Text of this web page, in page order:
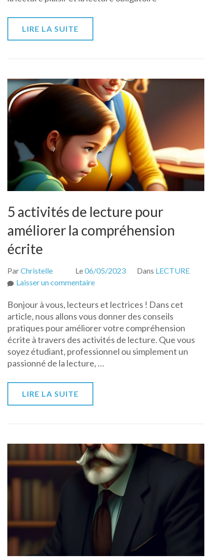
et
la
lecture
obligatoire
LIRE LA SUITE
5 activités de lecture pour
améliorer la compréhension
écrite
ParChristelle Le06/05/2023 Dans LECTURE
Laisser un commentairesur
activités
de
lecture
pour
améliorer
la
Bonjour à vous, lecteurs et lectrices ! Dans cet
article, nous allons vous donner des conseils
pratiques pour améliorer votre compréhension
écrite à travers des activités de lecture. Que vous
soyez étudiant, professionnel ou simplement un
passionné de la lecture, …
LIRE LA SUITE